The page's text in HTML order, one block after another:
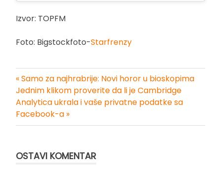
Izvor: TOPFM
Foto: Bigstockfoto-Starfrenzy
Kretanje
članka
« Samo za najhrabrije: Novi horor u bioskopima
Jednim klikom proverite da li je Cambridge
Analytica ukrala i vaše privatne podatke sa
Facebook-a »
OSTAVI KOMENTAR